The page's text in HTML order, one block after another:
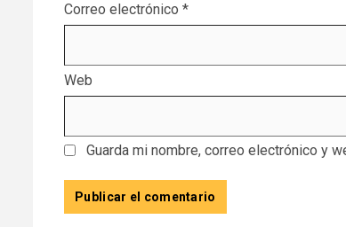
Correo electrónico *
Web
Guarda mi nombre, correo electrónico y